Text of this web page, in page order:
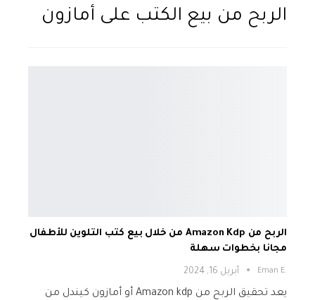
الربح من بيع الكتب على أمازون
الربح من Amazon Kdp من خلال بيع كتب التلوين للأطفال
مجانا بخطوات سهلة
.Eman E أبريل 16, 2024
يعد تحقيق الربح من Amazon kdp أو أمازون كيندل من